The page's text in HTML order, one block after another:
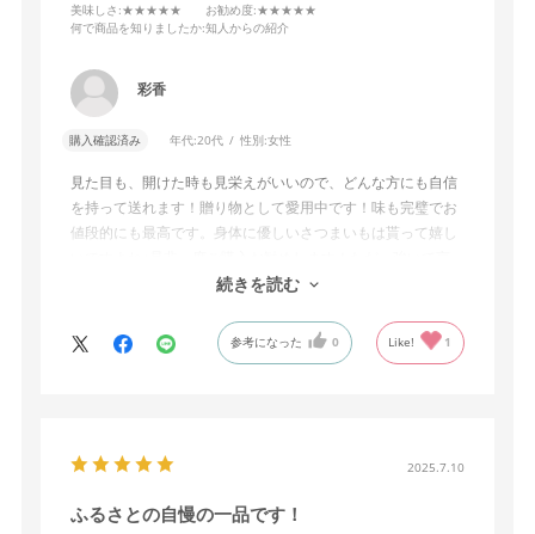
美味しさ :★★★★★ お勧め度:★★★★★
何で商品を知りましたか:知人からの紹介
彩香
購入確認済み 年代:20代 性別:女性
見た目も、開けた時も見栄えがいいので、どんな方にも自信
を持って送れます！贈り物として愛用中です！味も完璧でお
値段的にも最高です。身体に優しいさつまいもは貰って嬉し
うなら、すべての商品にのしが選択できたら尚嬉しいです！
続きを読む
参考になった 0 Like! 1
2025.7.10
ふるさとの自慢の一品です！